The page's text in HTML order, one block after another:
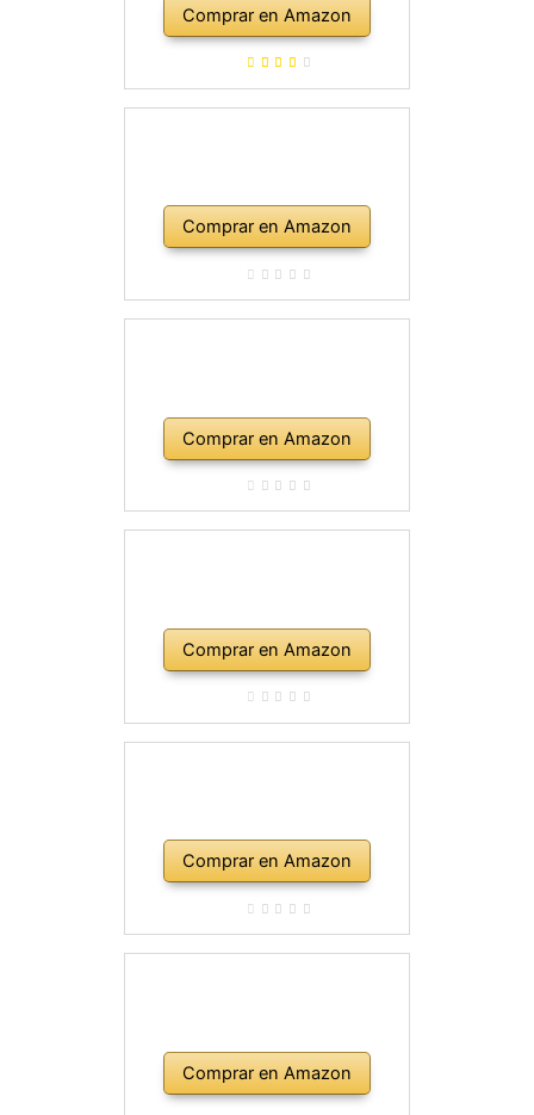
Comprar en Amazon
Comprar en Amazon
Comprar en Amazon
Comprar en Amazon
Comprar en Amazon
Comprar en Amazon